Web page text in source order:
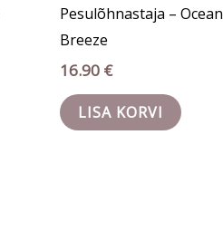
Pesulõhnastaja – Ocean
Breeze
16.90 €
LISA KORVI